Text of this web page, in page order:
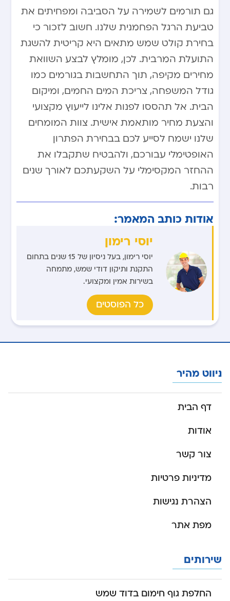
גם תורמים לשמירה על הסביבה ומפחיתים את
טביעת הרגל הפחמנית שלנו. חשוב לזכור כי
בחירת קולט שמש מתאים היא קריטית להשגת
התועלת המרבית. לכן, מומלץ לבצע השוואת
מחירים מקיפה, תוך התחשבות בגורמים כמו
גודל המשפחה, צריכת המים החמים, ומיקום
הבית. אל תהססו לפנות אלינו לייעוץ מקצועי
והצעת מחיר מותאמת אישית. צוות המומחים
שלנו ישמח לסייע לכם בבחירת הפתרון
האופטימלי עבורכם, ולהבטיח שתקבלו את
ההחזר המקסימלי על השקעתכם לאורך שנים
רבות.
אודות כותב המאמר:
יוסי רימון
יוסי רימון, בעל ניסיון של 15 שנים בתחום
התקנת ותיקון דודי שמש, מתמחה
בשירות אמין ומקצועי.
כל הפוסטים
ניווט מהיר
דף הבית
אודות
צור קשר
מדיניות פרטיות
הצהרת נגישות
מפת אתר
שירותים
החלפת גוף חימום בדוד שמש